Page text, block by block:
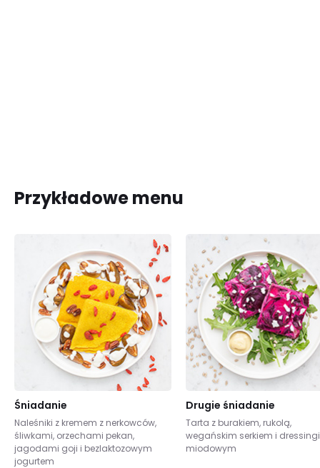
Przykładowe menu
Śniadanie
Naleśniki z kremem z nerkowców,
śliwkami, orzechami pekan,
jagodami goji i bezlaktozowym
jogurtem
Drugie śniadanie
Tarta z burakiem, rukolą,
wegańskim serkiem i
miodowym